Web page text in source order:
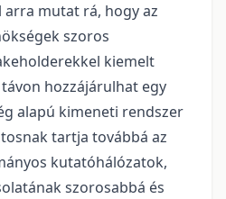
arra mutat rá, hogy az
szoros
kiemelt
hozzájárulhat egy
alapú kimeneti rendszer
tartja továbbá az
kutatóhálózatok,
szorosabbá és